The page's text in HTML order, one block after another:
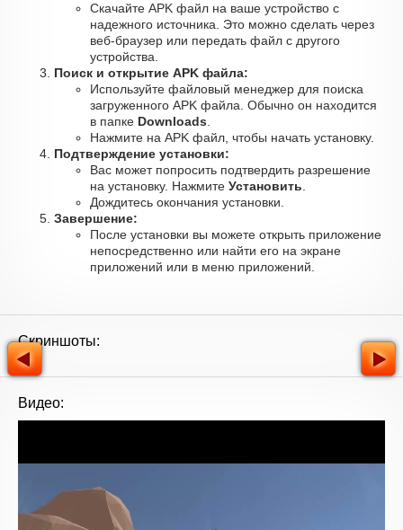
Скачайте APK файл на ваше устройство с
надежного источника. Это можно сделать через
веб-браузер или передать файл с другого
устройства.
Поиск и открытие APK файла:
Используйте файловый менеджер для поиска
загруженного APK файла. Обычно он находится
в папке Downloads
Нажмите на APK файл, чтобы начать установку.
Подтверждение установки:
Вас может попросить подтвердить разрешение
на установку. Нажмите Установить
Дождитесь окончания установки.
Завершение:
После установки вы можете открыть приложение
непосредственно или найти его на экране
приложений или в меню приложений.
Скриншоты:
Видео: